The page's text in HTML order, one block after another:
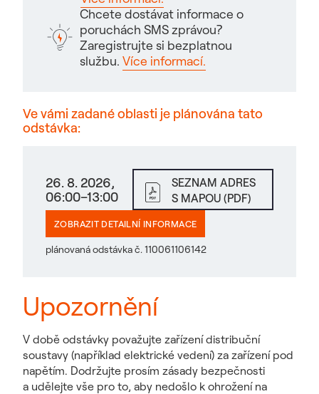
Chcete dostávat informace o
poruchách SMS zprávou?
Zaregistrujte si bezplatnou
službu. Více informací.
Ve vámi zadané oblasti je plánována tato
odstávka:
26. 8. 2026,
06:00–13:00
SEZNAM ADRES
S MAPOU (PDF)
ZOBRAZIT DETAILNÍ INFORMACE
plánovaná odstávka č. 110061106142
Upozornění
V době odstávky považujte zařízení distribuční
soustavy (například elektrické vedení) za zařízení pod
napětím. Dodržujte prosím zásady bezpečnosti
a udělejte vše pro to, aby nedošlo k ohrožení na